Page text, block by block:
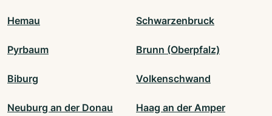
Hemau Schwarzenbruck
Pyrbaum Brunn (Oberpfalz)
Biburg Volkenschwand
Neuburg an der Donau Haag an der Amper